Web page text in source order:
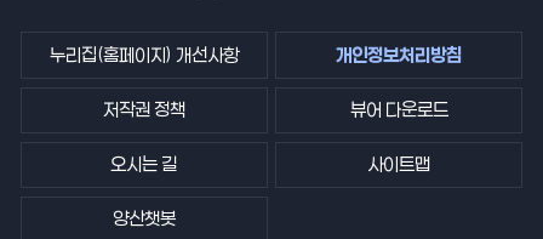
누리집(홈페이지) 개선사항 개인정보처리방침
저작권 정책 뷰어 다운로드
오시는 길 사이트맵
양산챗봇